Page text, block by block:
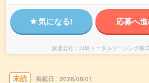
気になる! 応募へ
派遣会社 日研トータルソーシング
未読 掲載日 2026/08/01